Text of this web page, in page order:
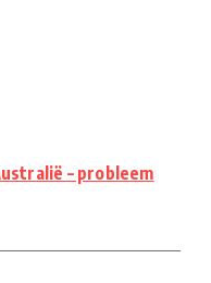
– probleem